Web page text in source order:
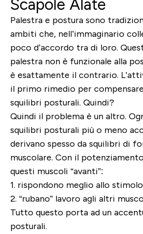
Scapole Alate
Palestra e postura sono
ambiti che, nell’immaginario
poco d’accordo tra di loro.
palestra non è funzionale alla
è esattamente il contrario.
il primo rimedio per
squilibri posturali. Quindi?
Quindi il problema è un altro.
squilibri posturali più o meno
derivano spesso da squilibri di
muscolare. Con il
questi muscoli “avanti”:
1. rispondono meglio allo
2. “rubano” lavoro agli altri
Tutto questo porta ad un
posturali.